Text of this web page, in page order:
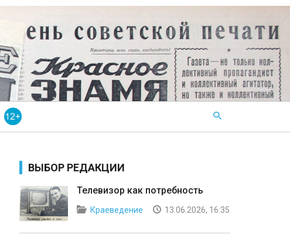
ВЫБОР РЕДАКЦИИ
Телевизор как потребность
Краеведение 13.06.2026, 16:35